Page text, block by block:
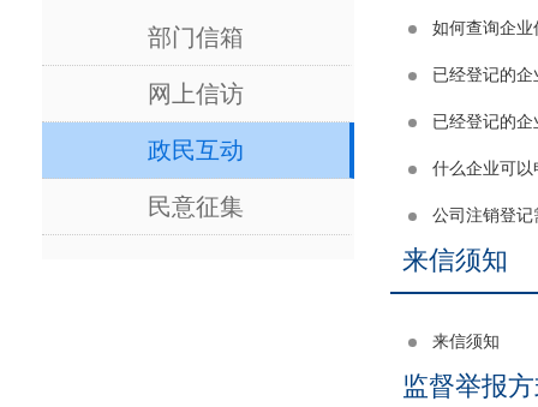
部门信箱
网上信访
政民互动
民意征集
如何查询企业
已经登记的
已经登记的
什么企业可
公司注销登
来信须知
来信须知
监督举报